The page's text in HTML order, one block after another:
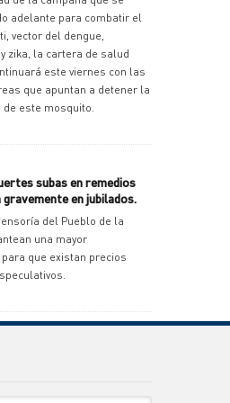
adelante para combatir el
vector del dengue,
zika, la cartera de salud
este viernes con las
que apuntan a detener la
este mosquito.
subas en remedios
gravemente en jubilados.
del Pueblo de la
una mayor
que existan precios